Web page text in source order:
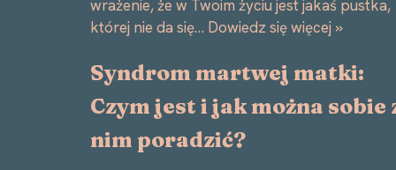
wrażenie, że w Twoim życiu jest jakaś pustka,
której nie da się… Dowiedz się więcej »
Syndrom martwej matki:
Czym jest i jak można sobie
nim poradzić?